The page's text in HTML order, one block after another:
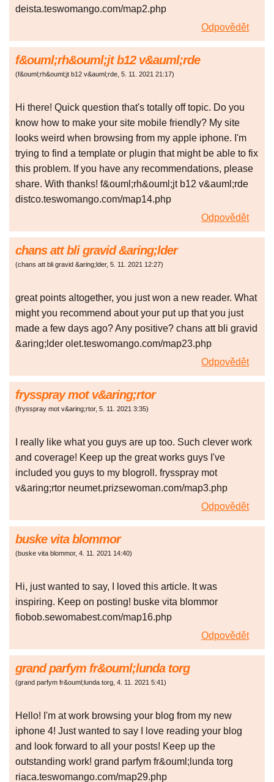
deista.teswomango.com/map2.php
Odpovědět
f&ouml;rh&ouml;jt b12 v&auml;rde
(f&ouml;rh&ouml;jt b12 v&auml;rde, 5. 11. 2021 21:17)
Hi there! Quick question that's totally off topic. Do you
know how to make your site mobile friendly? My site
looks weird when browsing from my apple iphone. I'm
trying to find a template or plugin that might be able to fix
this problem. If you have any recommendations, please
share. With thanks! f&ouml;rh&ouml;jt b12 v&auml;rde
distco.teswomango.com/map14.php
Odpovědět
chans att bli gravid &aring;lder
(chans att bli gravid &aring;lder, 5. 11. 2021 12:27)
great points altogether, you just won a new reader. What
might you recommend about your put up that you just
made a few days ago? Any positive? chans att bli gravid
&aring;lder olet.teswomango.com/map23.php
Odpovědět
frysspray mot v&aring;rtor
(frysspray mot v&aring;rtor, 5. 11. 2021 3:35)
I really like what you guys are up too. Such clever work
and coverage! Keep up the great works guys I've
included you guys to my blogroll. frysspray mot
v&aring;rtor neumet.prizsewoman.com/map3.php
Odpovědět
buske vita blommor
(buske vita blommor, 4. 11. 2021 14:40)
Hi, just wanted to say, I loved this article. It was
inspiring. Keep on posting! buske vita blommor
fiobob.sewomabest.com/map16.php
Odpovědět
grand parfym fr&ouml;lunda torg
(grand parfym fr&ouml;lunda torg, 4. 11. 2021 5:41)
Hello! I'm at work browsing your blog from my new
iphone 4! Just wanted to say I love reading your blog
and look forward to all your posts! Keep up the
outstanding work! grand parfym fr&ouml;lunda torg
riaca.teswomango.com/map29.php